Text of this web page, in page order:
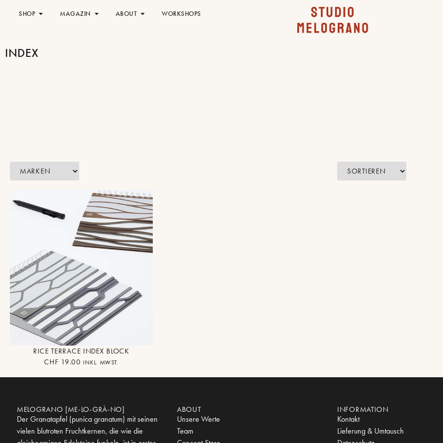
SHOP MAGAZIN ABOUT WORKSHOPS
INDEX
RICE TERRACE INDEX BLOCK
CHF 19.00 INKL. MWST.
MELOGRANO [ME-LO-GRÀ-NO]
Der Granatapfel (punica granatum) mit seinen
vielen blutroten Fruchtkernen, die wie die
ABOUT
Unsere Werte
Team
INFORMATION
Kontakt
Lieferung & Umtausch